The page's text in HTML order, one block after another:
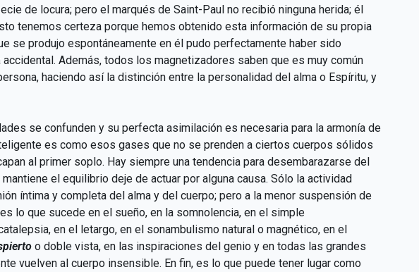
de locura; pero el marqués de Saint-Paul no recibió ninguna herida; él
tenemos certeza porque hemos obtenido esta información de su propia
se produjo espontáneamente en él pudo perfectamente haber sido
Además, todos los magnetizadores saben que es muy común
haciendo así la distinción entre la personalidad del alma o Espíritu, y
se confunden y su perfecta asimilación es necesaria para la armonía de
es como esos gases que no se prenden a ciertos cuerpos sólidos
al primer soplo. Hay siempre una tendencia para desembarazarse del
el equilibrio deje de actuar por alguna causa. Sólo la actividad
íntima y completa del alma y del cuerpo; pero a la menor suspensión de
lo que sucede en el sueño, en la somnolencia, en el simple
en el letargo, en el sonambulismo natural o magnético, en el
o doble vista, en las inspiraciones del genio y en todas las grandes
vuelven al cuerpo insensible. En fin, es lo que puede tener lugar como